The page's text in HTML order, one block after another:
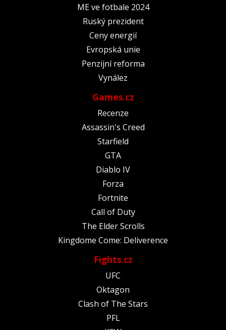
ME ve fotbale 2024
Ruský prezident
Ceny energií
Evropská unie
Penzijní reforma
Vynález
Games.cz
Recenze
Assassin's Creed
Starfield
GTA
Diablo IV
Forza
Fortnite
Call of Duty
The Elder Scrolls
Kingdome Come: Deliverence
Fights.cz
UFC
Oktagon
Clash of The Stars
PFL